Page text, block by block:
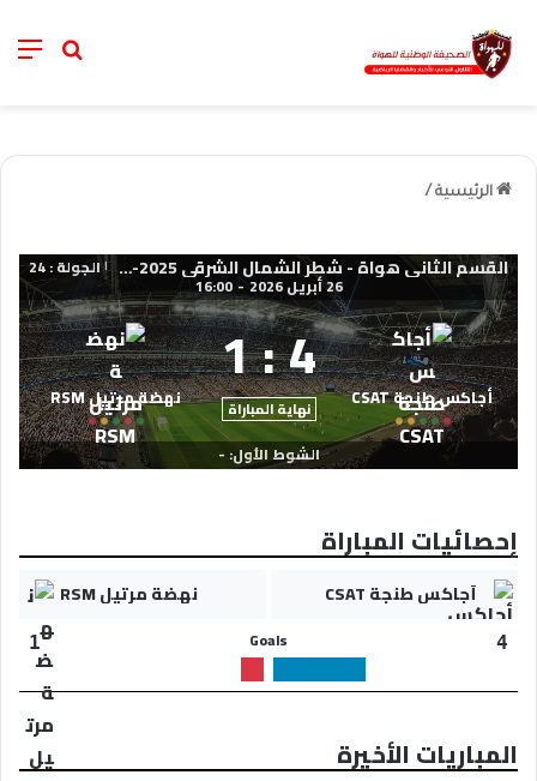
خانة
الرئيسية /
القسم الثاني هواة - شطر الشمال الشرقي 2025-2026 | الجولة : 24
26 أبريل 2026 -
16:00
أجاكس طنجة CSAT 4
:
1
نهاية المباراة نهضة مرتيل RSM
الشوط الأول: -
إحصائيات المباراة
أجاكس طنجة CSAT نهضة مرتيل RSM
4
Goals
1
المباريات الأخيرة